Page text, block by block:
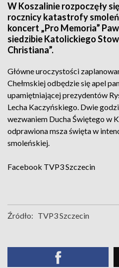
W Koszalinie rozpoczęły
rocznicy katastrofy
koncert „Pro Memoria”
siedzibie Katolickiego
Christiana”.
Główne uroczystości
Chełmskiej odbędzie się apel
upamiętniającej prezydentów
Lecha Kaczyńskiego. Dwie
wezwaniem Ducha Świętego w
odprawiona msza święta w
smoleńskiej.
Facebook TVP3 Szczecin
Źródło: TVP3 Szczecin